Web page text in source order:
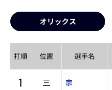
オリックス
打順 位置 選手名
1 三 宗